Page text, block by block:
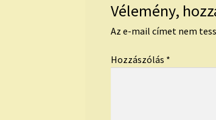
Vélemény,
Az e-mail címet nem
Hozzászólás *